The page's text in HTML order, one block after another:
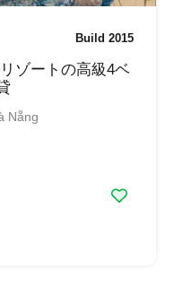
Build 2015
ゾートの高級4ベ
Nẵng